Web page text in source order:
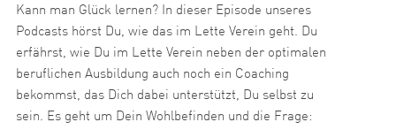
Kann man Glück lernen? In dieser Episode unseres
Podcasts hörst Du, wie das im Lette Verein geht. Du
erfährst, wie Du im Lette Verein neben der optimalen
beruflichen Ausbildung auch noch ein Coaching
bekommst, das Dich dabei unterstützt, Du selbst zu
sein. Es geht um Dein Wohlbefinden und die Frage: